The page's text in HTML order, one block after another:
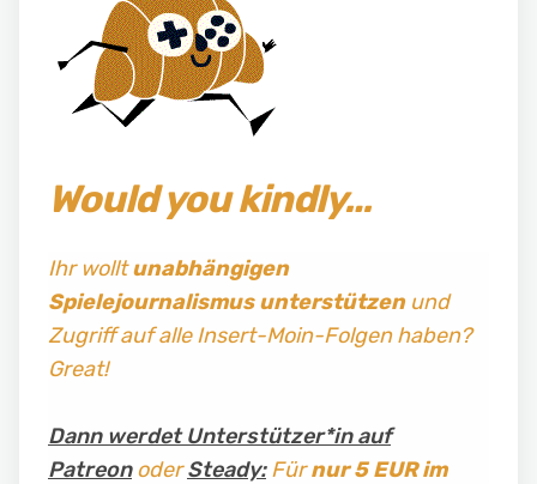
Would you kindly…
Ihr wolltunabhängigen
Spielejournalismus unterstützenund
Zugriff auf alle Insert-Moin-Folgen haben?
Great!
Dann werdet Unterstützer*in auf
PatreonoderSteady:Fürnur 5 EUR im